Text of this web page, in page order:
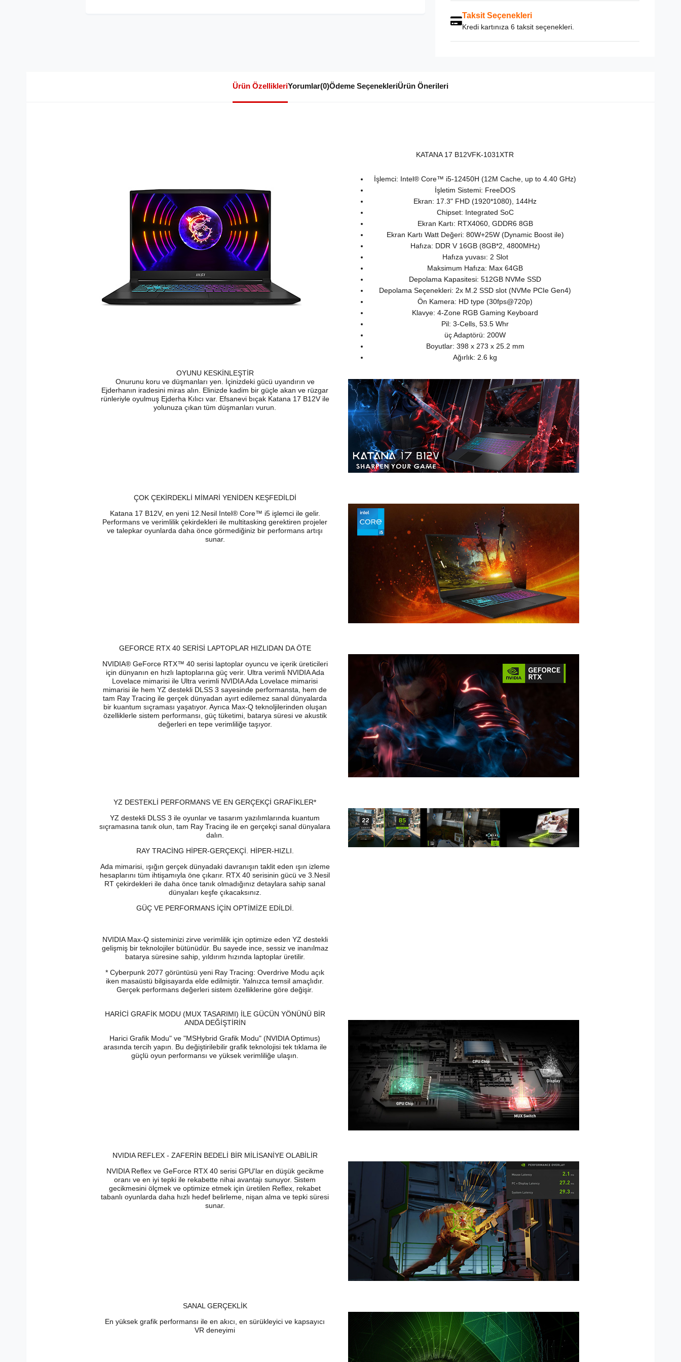
Taksit Seçenekleri
Kredi kartınıza 6 taksit seçenekleri.
Ürün ÖzellikleriYorumlar(0)Ödeme SeçenekleriÜrün Önerileri
KATANA 17 B12VFK-1031XTR
İşlemci: Intel® Core™ i5-12450H (12M Cache, up to 4.40 GHz)
İşletim Sistemi: FreeDOS
Ekran: 17.3" FHD (1920*1080), 144Hz
Chipset: Integrated SoC
Ekran Kartı: RTX4060, GDDR6 8GB
Ekran Kartı Watt Değeri: 80W+25W (Dynamic Boost ile)
Hafıza: DDR V 16GB (8GB*2, 4800MHz)
Hafıza yuvası: 2 Slot
Maksimum Hafıza: Max 64GB
Depolama Kapasitesi: 512GB NVMe SSD
Depolama Seçenekleri: 2x M.2 SSD slot (NVMe PCIe Gen4)
Ön Kamera: HD type (30fps@720p)
Klavye: 4-Zone RGB Gaming Keyboard
Pil: 3-Cells, 53.5 Whr
üç Adaptörü: 200W
Boyutlar: 398 x 273 x 25.2 mm
Ağırlık: 2.6 kg
OYUNU KESKİNLEŞTİR
Onurunu koru ve düşmanları yen. İçinizdeki gücü uyandırın ve
Ejderhanın iradesini miras alın. Elinizde kadim bir güçle akan ve rüzgar
rünleriyle oyulmuş Ejderha Kılıcı var. Efsanevi bıçak Katana 17 B12V ile
yolunuza çıkan tüm düşmanları vurun.
ÇOK ÇEKİRDEKLİ MİMARİ YENİDEN KEŞFEDİLDİ
Katana 17 B12V, en yeni 12.Nesil Intel® Core™ i5 işlemci ile gelir.
Performans ve verimlilik çekirdekleri ile multitasking gerektiren projeler
ve talepkar oyunlarda daha önce görmediğiniz bir performans artışı
sunar.
GEFORCE RTX 40 SERİSİ LAPTOPLAR HIZLIDAN DA ÖTE
NVIDIA® GeForce RTX™ 40 serisi laptoplar oyuncu ve içerik üreticileri
için dünyanın en hızlı laptoplarına güç verir. Ultra verimli NVIDIA Ada
Lovelace mimarisi ile Ultra verimli NVIDIA Ada Lovelace mimarisi
mimarisi ile hem YZ destekli DLSS 3 sayesinde performansta, hem de
tam Ray Tracing ile gerçek dünyadan ayırt edilemez sanal dünyalarda
bir kuantum sıçraması yaşatıyor. Ayrıca Max-Q teknoljilerinden oluşan
özelliklerle sistem performansı, güç tüketimi, batarya süresi ve akustik
değerleri en tepe verimliliğe taşıyor.
YZ DESTEKLİ PERFORMANS VE EN GERÇEKÇİ GRAFİKLER*
YZ destekli DLSS 3 ile oyunlar ve tasarım yazılımlarında kuantum
sıçramasına tanık olun, tam Ray Tracing ile en gerçekçi sanal dünyalara
dalın.
RAY TRACİNG HİPER-GERÇEKÇİ. HİPER-HIZLI.
Ada mimarisi, ışığın gerçek dünyadaki davranışın taklit eden ışın izleme
hesaplarını tüm ihtişamıyla öne çıkarır. RTX 40 serisinin gücü ve 3.Nesil
RT çekirdekleri ile daha önce tanık olmadığınız detaylara sahip sanal
dünyaları keşfe çıkacaksınız.
GÜÇ VE PERFORMANS İÇİN OPTİMİZE EDİLDİ.
NVIDIA Max-Q sisteminizi zirve verimlilik için optimize eden YZ destekli
gelişmiş bir teknolojiler bütünüdür. Bu sayede ince, sessiz ve inanılmaz
batarya süresine sahip, yıldırım hızında laptoplar üretilir.
* Cyberpunk 2077 görüntüsü yeni Ray Tracing: Overdrive Modu açık
iken masaüstü bilgisayarda elde edilmiştir. Yalnızca temsil amaçlıdır.
Gerçek performans değerleri sistem özelliklerine göre değişir.
HARİCİ GRAFİK MODU (MUX TASARIMI) İLE GÜCÜN YÖNÜNÜ BİR
ANDA DEĞİŞTİRİN
Harici Grafik Modu" ve "MSHybrid Grafik Modu" (NVIDIA Optimus)
arasında tercih yapın. Bu değiştirilebilir grafik teknolojisi tek tıklama ile
güçlü oyun performansı ve yüksek verimliliğe ulaşın.
NVIDIA REFLEX - ZAFERİN BEDELİ BİR MİLİSANİYE OLABİLİR
NVIDIA Reflex ve GeForce RTX 40 serisi GPU'lar en düşük gecikme
oranı ve en iyi tepki ile rekabette nihai avantajı sunuyor. Sistem
gecikmesini ölçmek ve optimize etmek için üretilen Reflex, rekabet
tabanlı oyunlarda daha hızlı hedef belirleme, nişan alma ve tepki süresi
sunar.
SANAL GERÇEKLİK
En yüksek grafik performansı ile en akıcı, en sürükleyici ve kapsayıcı
VR deneyimi